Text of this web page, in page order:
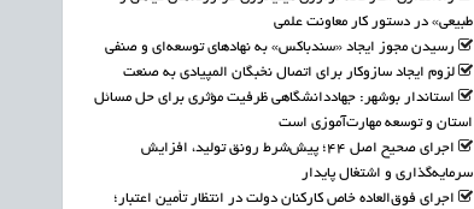
طبیعی» در دستور کار معاونت علمی
رسیدن مجوز ایجاد «سندباکس» به نهادهای توسعه‌ای و صنفی
لزوم ایجاد سازوکار برای اتصال نخبگان المپیادی به صنعت
استاندار بوشهر: جهاددانشگاهی ظرفیت مؤثری برای حل مسائل
استان و توسعه مهارت‌آموزی است
اجرای صحیح اصل ۴۴؛ پیش‌شرط رونق تولید، افزایش
سرمایه‌گذاری و اشتغال پایدار
اجرای فوق‌العاده خاص کارکنان دولت در انتظار تأمین اعتبار؛